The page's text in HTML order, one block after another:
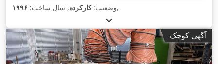
وضعیت:کارکرده, سال ساخت: ۱۹۹۶ ,
آگهی کوچک